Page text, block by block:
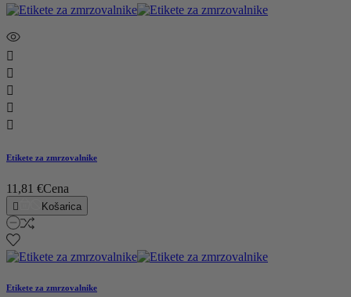





Etikete za zmrzovalnike
11,81 €Cena
 Košarica
Etikete za zmrzovalnike